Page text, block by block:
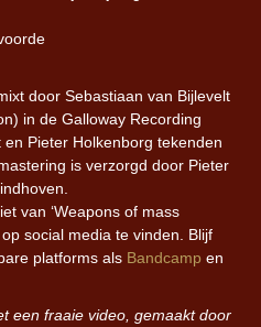
door Sebastiaan van Bijlevelt
in de Galloway Recording
Pieter Holkenborg tekenden
is verzorgd door Pieter
van ‘Weapons of mass
social media te vinden. Blijf
platforms als Bandcamp en
een fraaie video, gemaakt door